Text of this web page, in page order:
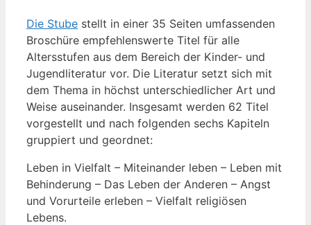
Die Stube stellt in einer 35 Seiten umfassenden
Broschüre empfehlenswerte Titel für alle
Altersstufen aus dem Bereich der Kinder- und
Jugendliteratur vor. Die Literatur setzt sich mit
dem Thema in höchst unterschiedlicher Art und
Weise auseinander. Insgesamt werden 62 Titel
vorgestellt und nach folgenden sechs Kapiteln
gruppiert und geordnet:
Leben in Vielfalt – Miteinander leben – Leben mit
Behinderung – Das Leben der Anderen – Angst
und Vorurteile erleben – Vielfalt religiösen
Lebens.